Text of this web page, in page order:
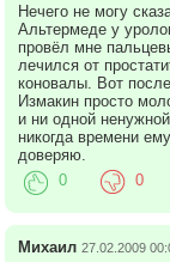
Нечего не могу
Альтермеде у
провёл мне
лечился от
коновалы. Вот
Измакин просто
и ни одной
никогда времени
доверяю.
0 0
Михаил 27.02.2009